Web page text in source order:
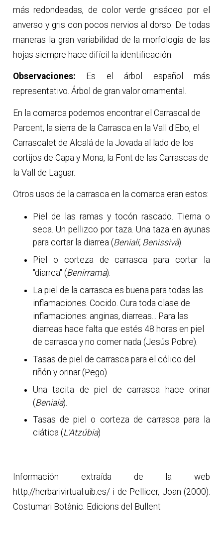
más redondeadas, de color verde grisáceo por el
anverso y gris con pocos nervios al dorso. De todas
maneras la gran variabilidad de la morfología de las
hojas siempre hace difícil la identificación.
Observaciones: Es el árbol español más
representativo. Árbol de gran valor ornamental.
En la comarca podemos encontrar el Carrascal de
Parcent, la sierra de la Carrasca en la Vall d'Ebo, el
Carrascalet de Alcalá de la Jovada al lado de los
cortijos de Capa y Mona, la Font de las Carrascas de
la Vall de Laguar.
Otros usos de la carrasca en la comarca eran estos:
Piel de las ramas y tocón rascado. Tierna o
seca. Un pellizco por taza. Una taza en ayunas
para cortar la diarrea (Benialí, Benissivà).
Piel o corteza de carrasca para cortar la
"diarrea" (Benirrama).
La piel de la carrasca es buena para todas las
inflamaciones. Cocido. Cura toda clase de
inflamaciones: anginas, diarreas... Para las
diarreas hace falta que estés 48 horas en piel
de carrasca y no comer nada (Jesús Pobre).
Tasas de piel de carrasca para el cólico del
riñón y orinar (Pego).
Una tacita de piel de carrasca hace orinar
(Beniaia).
Tasas de piel o corteza de carrasca para la
ciática (L'Atzúbia)
Información extraída de la web
http://herbarivirtual.uib.es/ i de Pellicer, Joan (2000).
Costumari Botànic. Edicions del Bullent